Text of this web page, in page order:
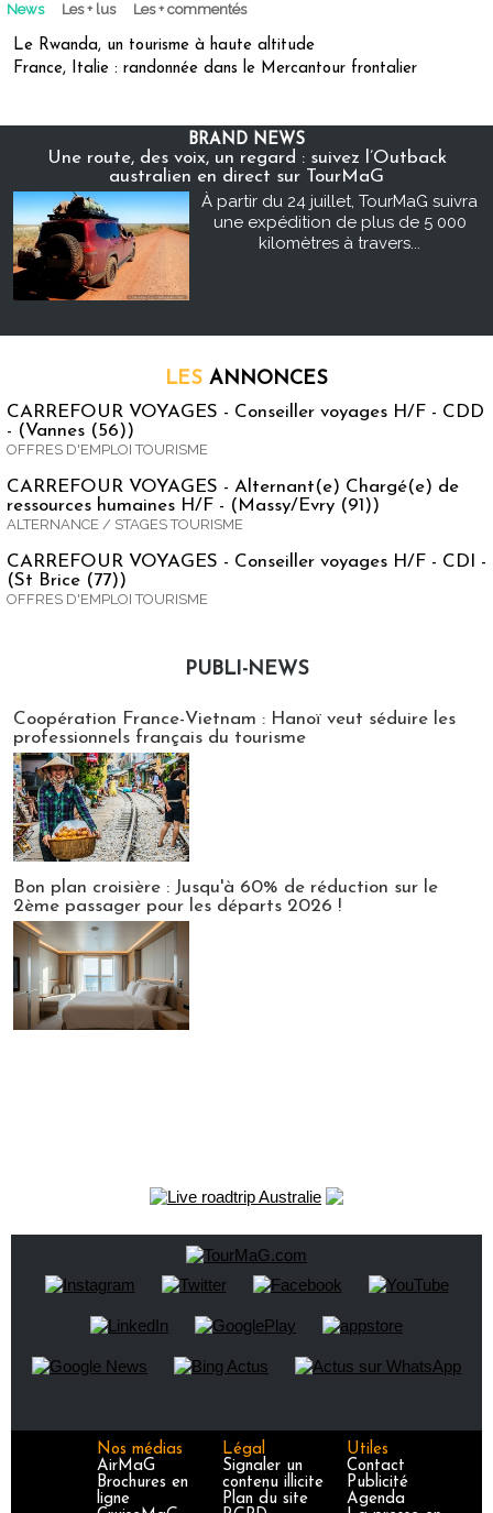
News Les + lus Les + commentés
Le Rwanda, un tourisme à haute altitude
France, Italie : randonnée dans le Mercantour frontalier
BRAND NEWS
Une route, des voix, un regard : suivez l’Outback
australien en direct sur TourMaG
À partir du 24 juillet, TourMaG suivra
une expédition de plus de 5 000
kilomètres à travers...
LES ANNONCES
CARREFOUR VOYAGES - Conseiller voyages H/F - CDD
- (Vannes (56))
OFFRES D'EMPLOI TOURISME
CARREFOUR VOYAGES - Alternant(e) Chargé(e) de
ressources humaines H/F - (Massy/Evry (91))
ALTERNANCE / STAGES TOURISME
CARREFOUR VOYAGES - Conseiller voyages H/F - CDI -
(St Brice (77))
OFFRES D'EMPLOI TOURISME
PUBLI-NEWS
Coopération France-Vietnam : Hanoï veut séduire les
professionnels français du tourisme
Bon plan croisière : Jusqu'à 60% de réduction sur le
2ème passager pour les départs 2026 !
Nos médias
AirMaG
Brochures en
ligne
Légal
Signaler un
contenu illicite
Plan du site
Utiles
Contact
Publicité
Agenda